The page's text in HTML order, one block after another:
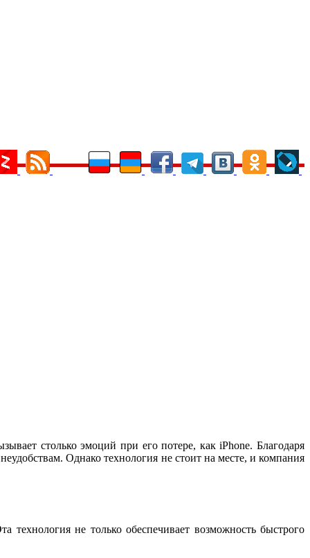
столько эмоций при его потере, как iPhone. Благодаря
Однако технология не стоит на месте, и компания
не только обеспечивает возможность быстрого